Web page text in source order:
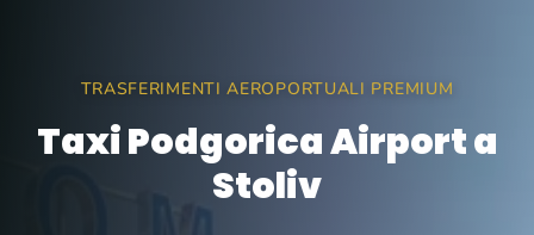
TRASFERIMENTI AEROPORTUALI PREMIUM
Taxi Podgorica Airport a
Stoliv